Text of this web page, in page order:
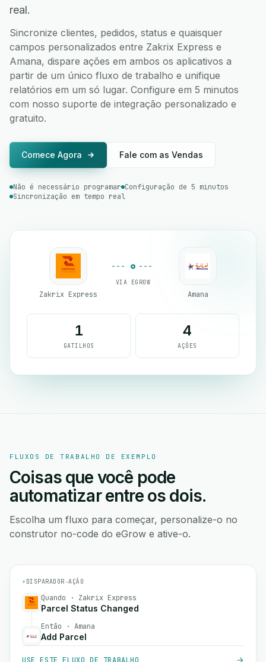
real.
Sincronize clientes, pedidos, status e quaisquer
campos personalizados entre Zakrix Express e
Amana, dispare ações em ambos os aplicativos a
partir de um único fluxo de trabalho e unifique
relatórios em um só lugar. Configure em 5 minutos
com nosso suporte de integração personalizado e
gratuito.
Comece Agora Fale com as Vendas
Não é necessário programar Configuração de 5 minutos
Sincronização em tempo real
Zakrix Express
VIA EGROW
Amana
1
GATILHOS
4
AÇÕES
FLUXOS DE TRABALHO DE EXEMPLO
Coisas que você pode
automatizar entre os dois.
Escolha um fluxo para começar, personalize-o no
construtor no-code do eGrow e ative-o.
⚡ DISPARADOR→AÇÃO
Quando · Zakrix Express
Parcel Status Changed
Então · Amana
Add Parcel